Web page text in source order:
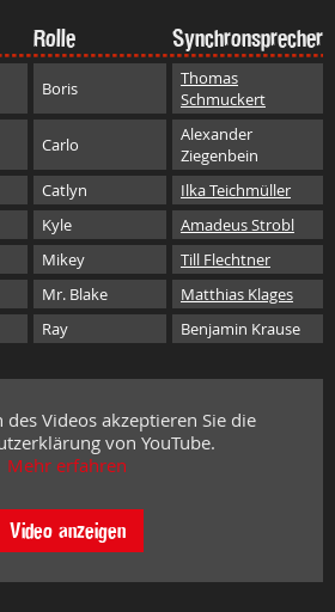
Rolle Synchronsprecher
Boris
Thomas
Schmuckert
Carlo
Alexander
Ziegenbein
Catlyn
Ilka Teichmüller
Kyle
Amadeus Strobl
Mikey
Till Flechtner
Mr. Blake
Matthias Klages
Ray Benjamin Krause
Videos akzeptieren Sie die
von YouTube.
Mehr erfahren
Video anzeigen